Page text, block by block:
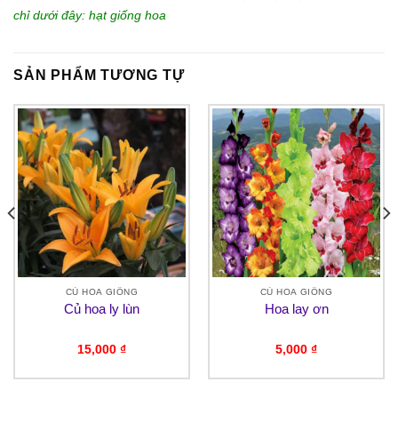
chỉ dưới đây: hạt giống hoa
SẢN PHẨM TƯƠNG TỰ
CỦ HOA GIỐNG
Củ hoa ly lùn
15,000 ₫
CỦ HOA GIỐNG
Hoa lay ơn
5,000 ₫